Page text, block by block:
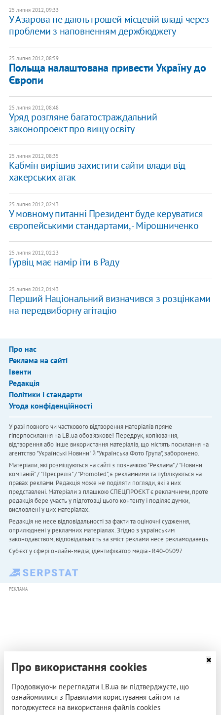
25 липня 2012, 09:33
У Азарова не дають грошей місцевій владі через
проблеми з наповненням держбюджету
25 липня 2012, 08:59
Польща налаштована привести Україну до
Європи
25 липня 2012, 08:48
Уряд розгляне багатостраждальний
законопроект про вищу освіту
25 липня 2012, 08:35
Кабмін вирішив захистити сайти влади від
хакерських атак
25 липня 2012, 02:43
У мовному питанні Президент буде керуватися
європейськими стандартами, - Мірошниченко
25 липня 2012, 02:23
Гурвіц має намір іти в Раду
25 липня 2012, 01:43
Перший Національний визначився з розцінками
на передвиборну агітацію
Про нас
Реклама на сайті
Івенти
Редакція
Політики і стандарти
Угода конфіденційності
У разі повного чи часткового відтворення матеріалів пряме
гіперпосилання на LB.ua обов'язкове! Передрук, копіювання,
відтворення або інше використання матеріалів, що містять посилання на
агентство "Українськi Новини" й "Українська Фото Група", заборонено.
Матеріали, які розміщуються на сайті з позначкою "Реклама" / "Новини
компаній" / "Пресреліз" / "Promoted", є рекламними та публікуються на
правах реклами. Редакція може не поділяти погляди, які в них
представлені. Матеріали з плашкою СПЕЦПРОЄКТ є рекламними, проте
редакція бере участь у підготовці цього контенту і поділяє думки,
висловлені у цих матеріалах.
Редакція не несе відповідальності за факти та оціночні судження,
оприлюднені у рекламних матеріалах. Згідно з українським
законодавством, відповідальність за зміст реклами несе рекламодавець.
Cуб'єкт у сфері онлайн-медіа; ідентифікатор медіа - R40-05097
РЕКЛАМА
Про використання cookies
Продовжуючи переглядати LB.ua ви підтверджуєте, що
ознайомилися з Правилами користування сайтом та
погоджуєтеся на використання файлів cookies